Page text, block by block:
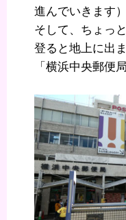
進んでいきます）
そして、ちょっ
登ると地上に出
「横浜中央郵便